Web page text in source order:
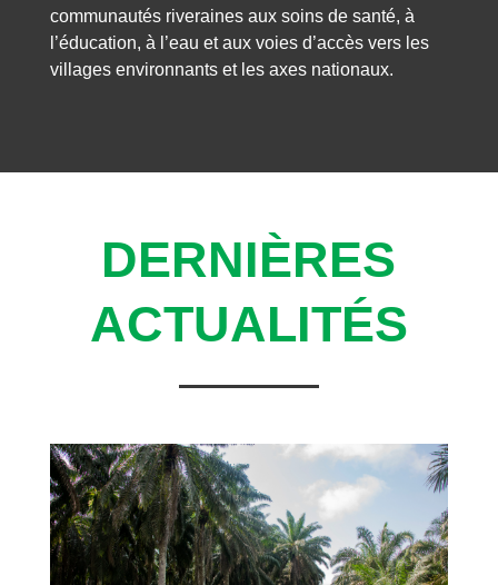
communautés riveraines aux soins de santé, à
l’éducation, à l’eau et aux voies d’accès vers les
villages environnants et les axes nationaux.
DERNIÈRES
ACTUALITÉS